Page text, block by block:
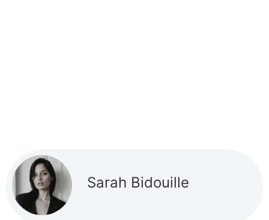
Sarah Bidouille